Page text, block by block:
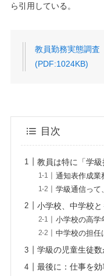
ら引用している。
教員勤務実態調査
(PDF:1024KB)
目次
教員は特に「学
通知表作成業
学級通信って
小学校、中学校
小学校の高学
中学校の担任
学級の児童生徒
最後に：仕事を